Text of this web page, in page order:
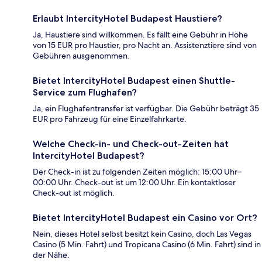
Erlaubt IntercityHotel Budapest Haustiere?
Ja, Haustiere sind willkommen. Es fällt eine Gebühr in Höhe
von 15 EUR pro Haustier, pro Nacht an. Assistenztiere sind von
Gebühren ausgenommen.
Bietet IntercityHotel Budapest einen Shuttle-
Service zum Flughafen?
Ja, ein Flughafentransfer ist verfügbar. Die Gebühr beträgt 35
EUR pro Fahrzeug für eine Einzelfahrkarte.
Welche Check-in- und Check-out-Zeiten hat
IntercityHotel Budapest?
Der Check-in ist zu folgenden Zeiten möglich: 15:00 Uhr–
00:00 Uhr. Check-out ist um 12:00 Uhr. Ein kontaktloser
Check-out ist möglich.
Bietet IntercityHotel Budapest ein Casino vor Ort?
Nein, dieses Hotel selbst besitzt kein Casino, doch Las Vegas
Casino (5 Min. Fahrt) und Tropicana Casino (6 Min. Fahrt) sind in
der Nähe.